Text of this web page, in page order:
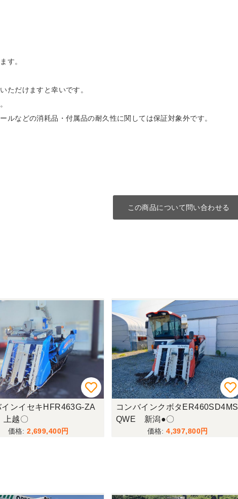
す。
ただけますと幸いです。
などの消耗品・付属品の耐久性に関しては保証対象外です。
この商品について問い合わせる
インイセキHFR463G-ZA
越〇
2,699,400
コンバインクボタER460SD4MS
QWE 新潟●〇
4,397,800